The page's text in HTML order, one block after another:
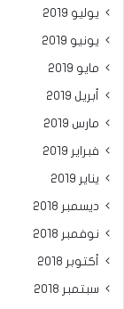
يوليو 2019
يونيو 2019
مايو 2019
أبريل 2019
مارس 2019
فبراير 2019
يناير 2019
ديسمبر 2018
نوفمبر 2018
أكتوبر 2018
سبتمبر 2018